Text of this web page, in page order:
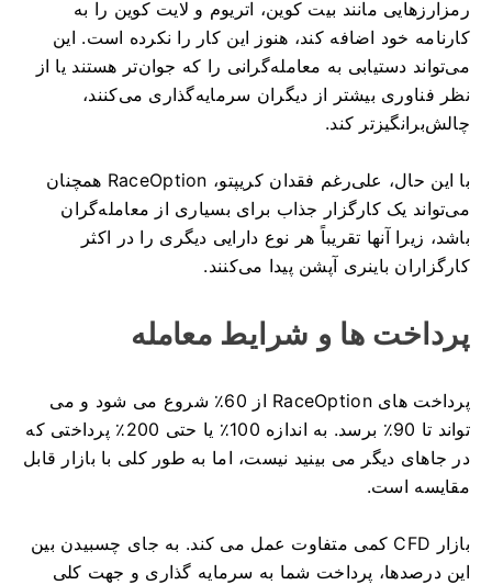
رمزارزهایی مانند بیت کوین، اتریوم و لایت کوین را به
کارنامه خود اضافه کند، هنوز این کار را نکرده است. این
می‌تواند دستیابی به معامله‌گرانی را که جوان‌تر هستند یا از
نظر فناوری بیشتر از دیگران سرمایه‌گذاری می‌کنند،
چالش‌برانگیزتر کند.
با این حال، علی‌رغم فقدان کریپتو، RaceOption همچنان
می‌تواند یک کارگزار جذاب برای بسیاری از معامله‌گران
باشد، زیرا آنها تقریباً هر نوع دارایی دیگری را در اکثر
کارگزاران باینری آپشن پیدا می‌کنند.
پرداخت ها و شرایط معامله
پرداخت های RaceOption از 60٪ شروع می شود و می
تواند تا 90٪ برسد.
به اندازه 100٪ یا حتی 200٪ پرداختی که
در جاهای دیگر می بینید نیست، اما به طور کلی با بازار قابل
مقایسه است.
بازار CFD کمی متفاوت عمل می کند.
به جای چسبیدن بین
این درصدها، پرداخت شما به سرمایه گذاری و جهت کلی